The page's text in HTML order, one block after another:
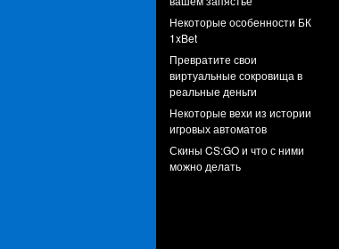
Некоторые особенности БК
1xBet
Превратите свои
виртуальные сокровища в
реальные деньги
Некоторые вехи из истории
игровых автоматов
Скины CS:GO и что с ними
можно делать